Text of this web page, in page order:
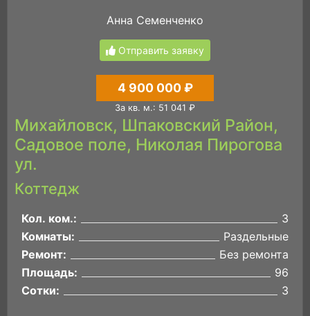
Анна Семенченко
Отправить заявку
4 900 000 ₽
За кв. м.: 51 041 ₽
Михайловск, Шпаковский Район,
Садовое поле, Николая Пирогова
ул.
Коттедж
Кол. ком.:
3
Комнаты:
Раздельные
Ремонт:
Без ремонта
Площадь:
96
Сотки:
3